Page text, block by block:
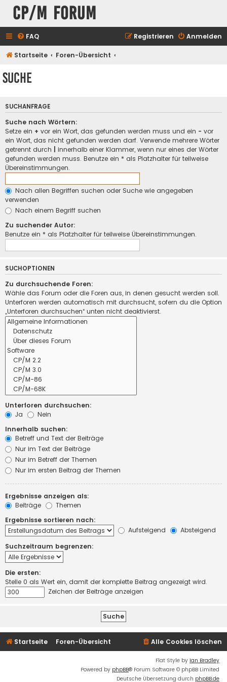
CP/M Forum
FAQ Anmelden
Registrieren
Startseite Foren-Übersicht
Suche
SUCHANFRAGE
Suche nach Wörtern:
Setze ein + vor ein Wort, das gefunden werden muss und ein - vor
ein Wort, das nicht gefunden werden darf. Verwende mehrere Wörter
getrennt durch
innerhalb einer Klammer, wenn nur eines der Wörter
gefunden werden muss. Benutze ein * als Platzhalter für teilweise
Übereinstimmungen.
Nach allen Begriffen suchen oder Suche wie angegeben
verwenden
Nach einem Begriff suchen
Zu suchender Autor:
Benutze ein * als Platzhalter für teilweise Übereinstimmungen.
SUCHOPTIONEN
Zu durchsuchende Foren:
Wähle das Forum oder die Foren aus, in denen gesucht werden soll.
Unterforen werden automatisch mit durchsucht, sofern du die Option
„Unterforen durchsuchen“ unten nicht deaktivierst.
Unterforen durchsuchen:
Ja
Nein
Innerhalb suchen:
Betreff und Text der Beiträge
Nur im Text der Beiträge
Nur im Betreff der Themen
Nur im ersten Beitrag der Themen
Ergebnisse anzeigen als:
Beiträge
Themen
Ergebnisse sortieren nach:
Aufsteigend
Absteigend
Suchzeitraum begrenzen:
Die ersten:
Stelle 0 als Wert ein, damit der komplette Beitrag angezeigt wird.
Zeichen der Beiträge anzeigen
Startseite Foren-Übersicht Alle Cookies löschen
Flat Style by Ian Bradley
Powered by phpBB® Forum Software © phpBB Limited
Deutsche Übersetzung durch phpBB.de